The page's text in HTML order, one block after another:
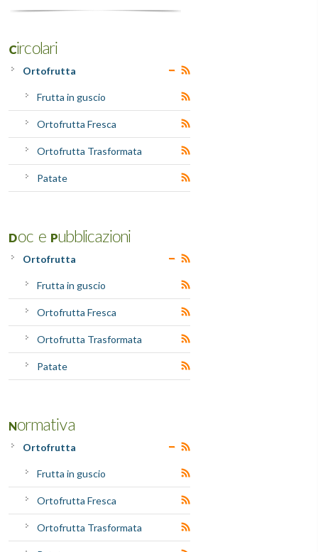
Circolari
Ortofrutta
Frutta in guscio
Ortofrutta Fresca
Ortofrutta Trasformata
Patate
Doc e Pubblicazioni
Ortofrutta
Frutta in guscio
Ortofrutta Fresca
Ortofrutta Trasformata
Patate
Normativa
Ortofrutta
Frutta in guscio
Ortofrutta Fresca
Ortofrutta Trasformata